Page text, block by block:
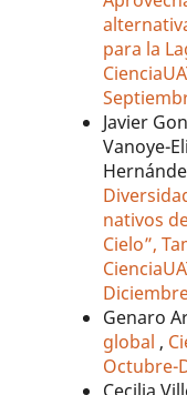
para la
Javier
Vanoye-
nativos
Cielo”,
Genaro
global ,
Octubre-